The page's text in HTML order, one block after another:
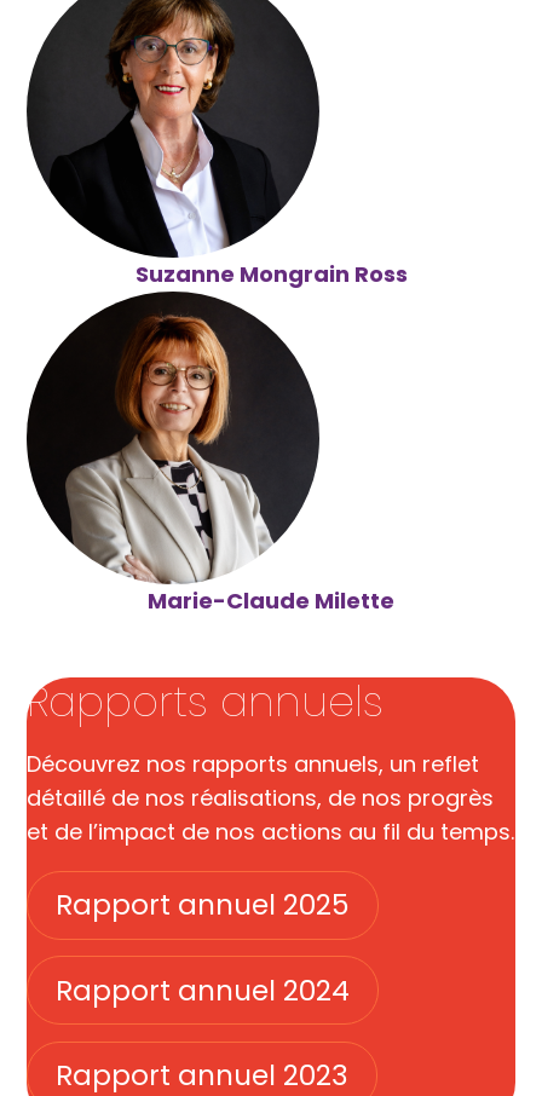
Suzanne Mongrain Ross
Marie-Claude Milette
Rapports annuels
Découvrez nos rapports annuels, un reflet
détaillé de nos réalisations, de nos progrès
et de l’impact de nos actions au fil du temps.
Rapport annuel 2025
Rapport annuel 2024
Rapport annuel 2023